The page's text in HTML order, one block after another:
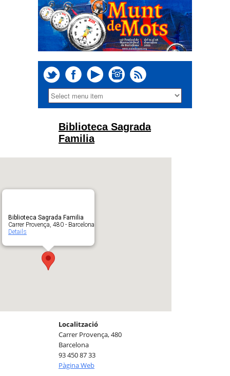
Biblioteca Sagrada
Familia
Biblioteca Sagrada Familia
Carrer Provença, 480 - Barcelona
Details
Localització
Carrer Provença, 480
Barcelona
93 450 87 33
Pàgina Web